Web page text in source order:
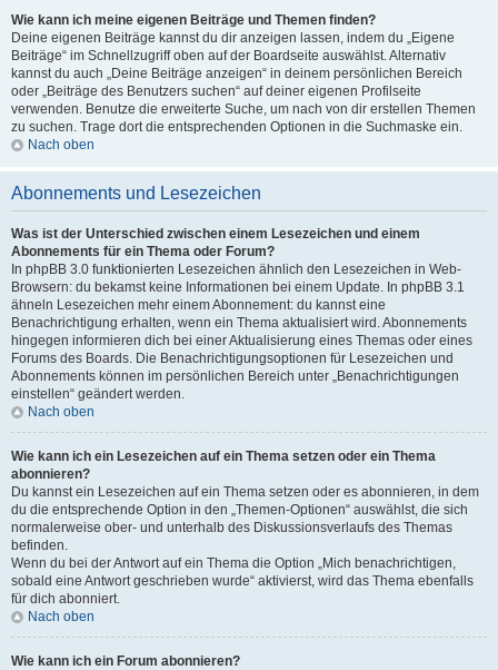
Wie kann ich meine eigenen Beiträge und Themen finden?
Deine eigenen Beiträge kannst du dir anzeigen lassen, indem du „Eigene
Beiträge“ im Schnellzugriff oben auf der Boardseite auswählst. Alternativ
kannst du auch „Deine Beiträge anzeigen“ in deinem persönlichen Bereich
oder „Beiträge des Benutzers suchen“ auf deiner eigenen Profilseite
verwenden. Benutze die erweiterte Suche, um nach von dir erstellen Themen
zu suchen. Trage dort die entsprechenden Optionen in die Suchmaske ein.
Nach oben
Abonnements und Lesezeichen
Was ist der Unterschied zwischen einem Lesezeichen und einem
Abonnements für ein Thema oder Forum?
In phpBB 3.0 funktionierten Lesezeichen ähnlich den Lesezeichen in Web-
Browsern: du bekamst keine Informationen bei einem Update. In phpBB 3.1
ähneln Lesezeichen mehr einem Abonnement: du kannst eine
Benachrichtigung erhalten, wenn ein Thema aktualisiert wird. Abonnements
hingegen informieren dich bei einer Aktualisierung eines Themas oder eines
Forums des Boards. Die Benachrichtigungsoptionen für Lesezeichen und
Abonnements können im persönlichen Bereich unter „Benachrichtigungen
einstellen“ geändert werden.
Nach oben
Wie kann ich ein Lesezeichen auf ein Thema setzen oder ein Thema
abonnieren?
Du kannst ein Lesezeichen auf ein Thema setzen oder es abonnieren, in dem
du die entsprechende Option in den „Themen-Optionen“ auswählst, die sich
normalerweise ober- und unterhalb des Diskussionsverlaufs des Themas
befinden.
Wenn du bei der Antwort auf ein Thema die Option „Mich benachrichtigen,
sobald eine Antwort geschrieben wurde“ aktivierst, wird das Thema ebenfalls
für dich abonniert.
Nach oben
Wie kann ich ein Forum abonnieren?